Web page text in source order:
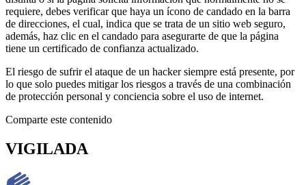
requiere, debes verificar que haya un ícono de candado en la barra
de direcciones, el cual, indica que se trata de un sitio web seguro,
además, haz clic en el candado para asegurarte de que la página
tiene un certificado de confianza actualizado.
El riesgo de sufrir el ataque de un hacker siempre está presente, por
lo que solo puedes mitigar los riesgos a través de una combinación
de protección personal y conciencia sobre el uso de internet.
Comparte este contenido
VIGILADA